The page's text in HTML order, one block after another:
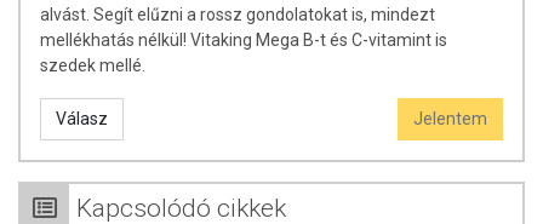
A termék nem az orvosi kezelés helyettesítésére
alkalmas! Betegség esetén használatát beszélje meg
kezelőorvosával. Az ajánlott napi fogyasztási mennyiséget ne
bármelyikére érzékeny vagy allergiás! Kisgyermektől elzárva
tartandó!
alvást. Segít elűzni a rossz gondolatokat is, mindezt
mellékhatás nélkül! Vitaking Mega B-t és C-vitamint is
szedek mellé.
Válasz Jelentem
Kapcsolódó cikkek